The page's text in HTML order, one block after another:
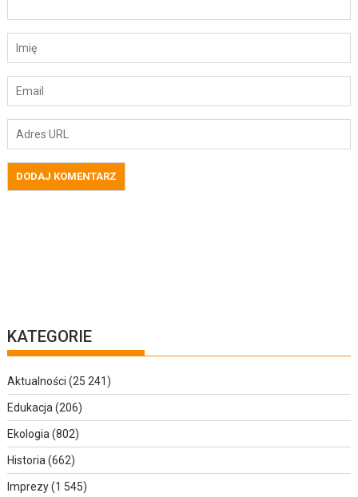
KATEGORIE
Aktualności (25 241)
Edukacja(206)
Ekologia(802)
Historia(662)
Imprezy(1 545)